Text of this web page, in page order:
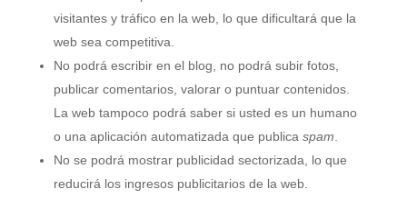
visitantes y tráfico en la web, lo que dificultará que la
web sea competitiva.
No podrá escribir en el blog, no podrá subir fotos,
publicar comentarios, valorar o puntuar contenidos.
La web tampoco podrá saber si usted es un humano
o una aplicación automatizada que publica spam
No se podrá mostrar publicidad sectorizada, lo que
reducirá los ingresos publicitarios de la web.